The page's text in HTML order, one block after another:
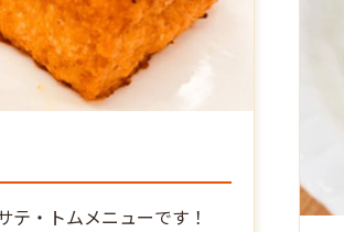
テ・トムメニューです！